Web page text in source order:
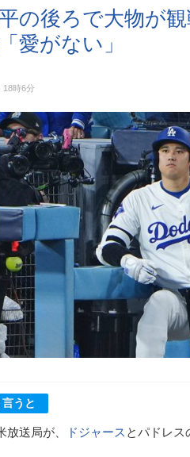
の後ろで大物が
愛がない」
18時6分
うと
放送局が、 ドジャース とパドレス